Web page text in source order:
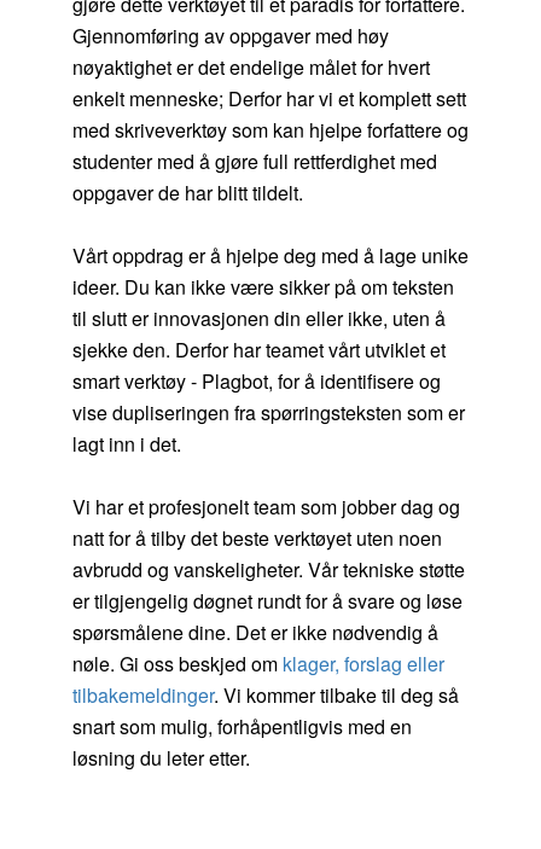
Gjennomføring av oppgaver med høy
nøyaktighet er det endelige målet for hvert
enkelt menneske; Derfor har vi et komplett sett
med skriveverktøy som kan hjelpe forfattere og
studenter med å gjøre full rettferdighet med
oppgaver de har blitt tildelt.
Vårt oppdrag er å hjelpe deg med å lage unike
ideer. Du kan ikke være sikker på om teksten
til slutt er innovasjonen din eller ikke, uten å
sjekke den. Derfor har teamet vårt utviklet et
smart verktøy - Plagbot, for å identifisere og
vise dupliseringen fra spørringsteksten som er
lagt inn i det.
Vi har et profesjonelt team som jobber dag og
natt for å tilby det beste verktøyet uten noen
avbrudd og vanskeligheter. Vår tekniske støtte
er tilgjengelig døgnet rundt for å svare og løse
spørsmålene dine. Det er ikke nødvendig å
nøle. Gi oss beskjed om klager, forslag eller
tilbakemeldinger. Vi kommer tilbake til deg så
snart som mulig, forhåpentligvis med en
løsning du leter etter.